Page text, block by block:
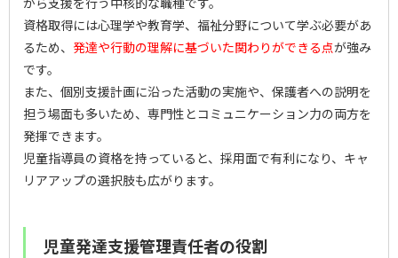
資格取得には心理学や教育学、福祉分野について学ぶ必要があ
るため、 発達や行動の理解に基づいた関わりができる点が強み
です。
また、個別支援計画に沿った活動の実施や、保護者への説明を
担う場面も多いため、専門性とコミュニケーション力の両方を
発揮できます。
児童指導員の資格を持っていると、採用面で有利になり、キャ
リアアップの選択肢も広がります。
児童発達支援管理責任者の役割